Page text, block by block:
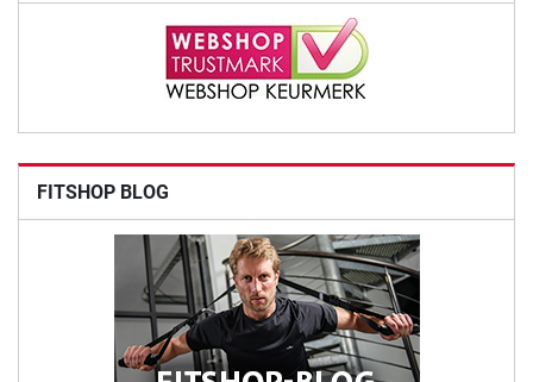
FITSHOP BLOG